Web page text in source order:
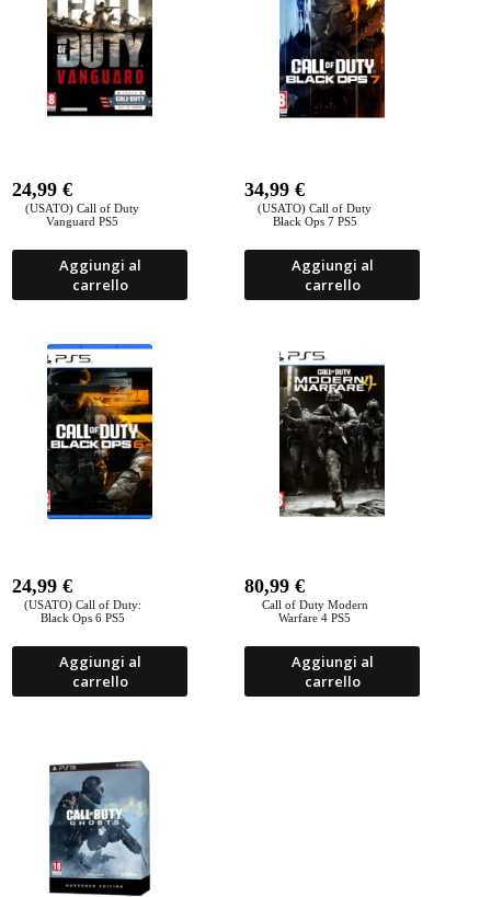
(USATO) Call of Duty
Vanguard PS5
24,99€
Aggiungi al
carrello
(USATO) Call of Duty
Black Ops 7 PS5
34,99€
Aggiungi al
carrello
(USATO) Call of Duty:
Black Ops 6 PS5
24,99€
Aggiungi al
carrello
Call of Duty Modern
Warfare 4 PS5
80,99€
Aggiungi al
carrello